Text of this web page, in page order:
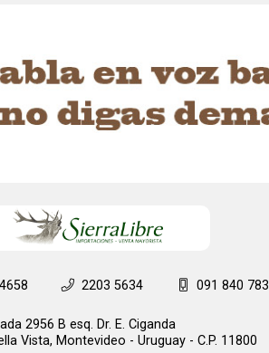
2203 5634 091 840 783
2956 B esq. Dr. E. Ciganda
Vista, Montevideo - Uruguay - C.P. 11800